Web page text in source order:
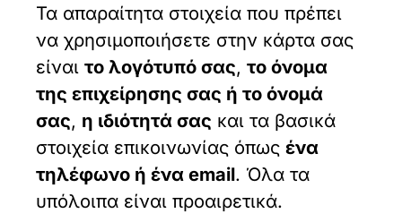
Τα απαραίτητα στοιχεία που πρέπει
να χρησιμοποιήσετε στην κάρτα σας
είναιτο λογότυπό σας,το όνομα
της επιχείρησης σας ή το όνομά
σας, η ιδιότητά σας και τα βασικά
στοιχεία επικοινωνίας όπωςένα
τηλέφωνο ή ένα email. Όλα τα
υπόλοιπα είναι προαιρετικά.